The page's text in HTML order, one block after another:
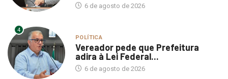
6 de agosto de 2026
4
POLÍTICA
Vereador pede que Prefeitura
adira à Lei Federal...
6 de agosto de 2026